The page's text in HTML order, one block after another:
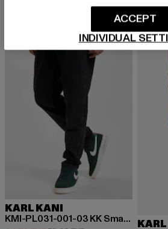
KARL KANI
KMI-PL031-001-03 KK Small Signature Tapered Five Pocket Denim
-10%
INDIVIDUAL
ACCEPT